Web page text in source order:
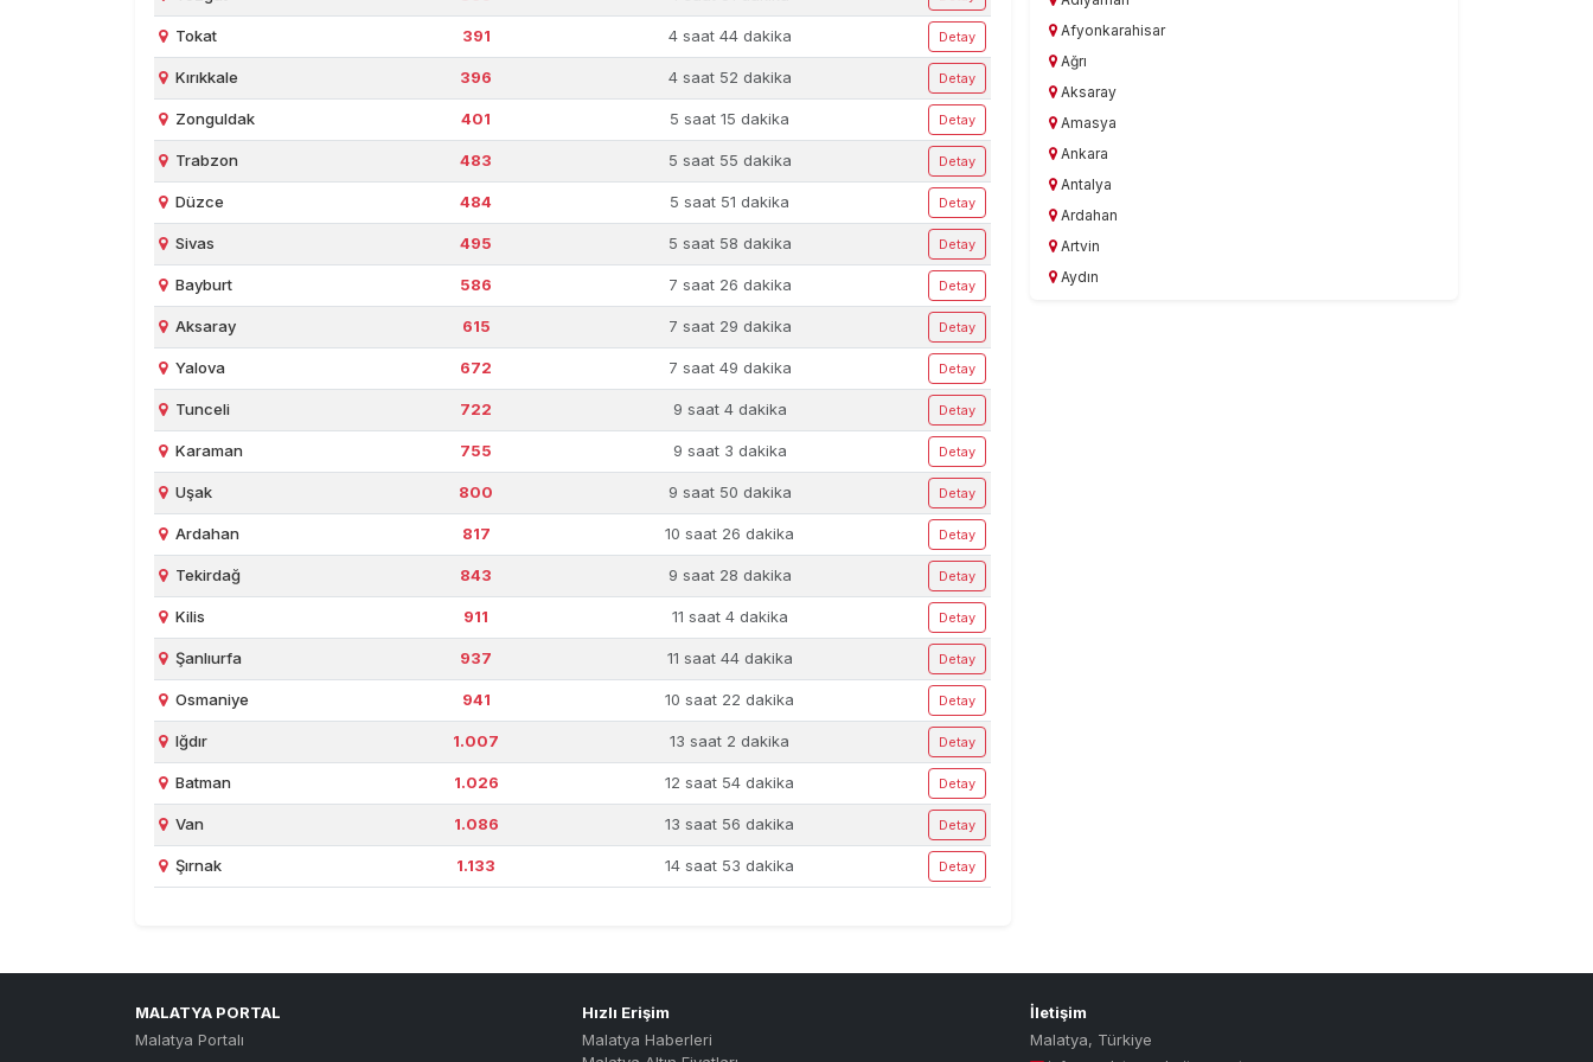
Tokat 391 4 saat 44 dakika Detay
Kırıkkale 396 4 saat 52 dakika Detay
Zonguldak 401 5 saat 15 dakika Detay
Trabzon 483 5 saat 55 dakika Detay
Düzce 484 5 saat 51 dakika Detay
Sivas 495 5 saat 58 dakika Detay
Bayburt 586 7 saat 26 dakika Detay
Aksaray 615 7 saat 29 dakika Detay
Yalova 672 7 saat 49 dakika Detay
Tunceli 722 9 saat 4 dakika Detay
Karaman 755 9 saat 3 dakika Detay
Uşak 800 9 saat 50 dakika Detay
Ardahan 817 10 saat 26 dakika Detay
Tekirdağ 843 9 saat 28 dakika Detay
Kilis 911 11 saat 4 dakika Detay
Şanlıurfa 937 11 saat 44 dakika Detay
Osmaniye 941 10 saat 22 dakika Detay
Iğdır 1.007 13 saat 2 dakika Detay
Batman 1.026 12 saat 54 dakika Detay
Van 1.086 13 saat 56 dakika Detay
Şırnak 1.133 14 saat 53 dakika Detay
Afyonkarahisar
Ağrı
Aksaray
Amasya
Ankara
Antalya
Ardahan
Artvin
Aydın
Gümüşhane
Hakkari
MALATYA PORTAL
Malatya Portalı
Hızlı Erişim
Malatya Haberleri
İletişim
Malatya, Türkiye